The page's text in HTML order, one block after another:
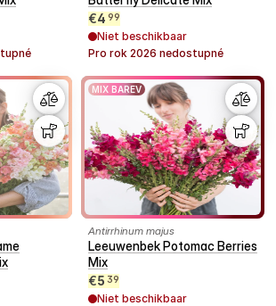
€4 99
Niet beschikbaar
Pro rok 2026 nedostupné
MIX BAREV
Antirrhinum majus
Leeuwenbek Potomac Berries
Mix
€5 39
Niet beschikbaar